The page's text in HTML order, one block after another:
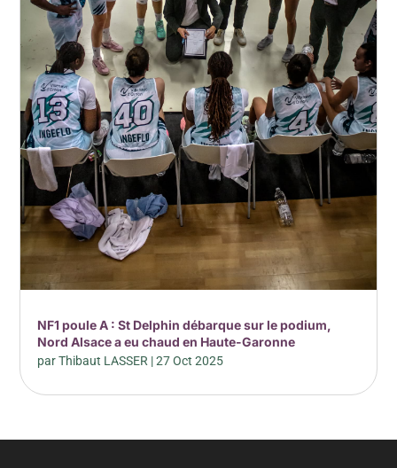
NF1 poule A : St Delphin débarque sur le podium,
Nord Alsace a eu chaud en Haute-Garonne
parThibaut LASSER |27 Oct 2025